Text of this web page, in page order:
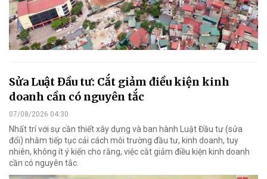
Sửa Luật Đầu tư: Cắt giảm điều kiện kinh
doanh cần có nguyên tắc
07/08/2026 04:30
Nhất trí với sự cần thiết xây dựng và ban hành Luật Đầu tư (sửa
đổi) nhằm tiếp tục cải cách môi trường đầu tư, kinh doanh, tuy
nhiên, không ít ý kiến cho rằng, việc cắt giảm điều kiện kinh doanh
cần có nguyên tắc.